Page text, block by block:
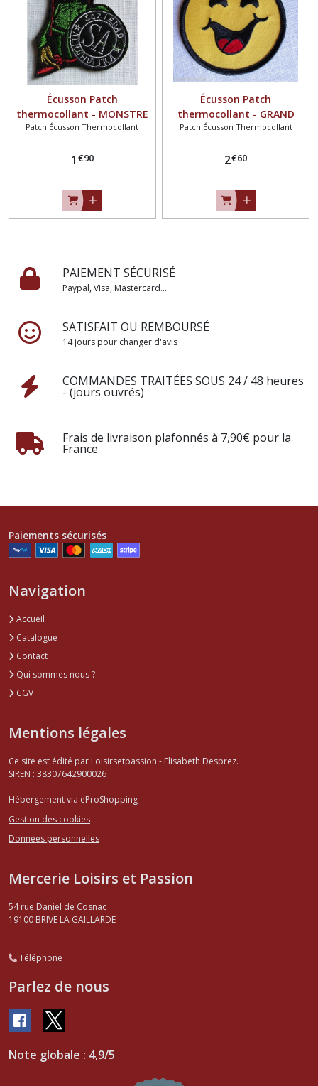
Écusson Patch
thermocollant - MONSTRE
** 8 x 7 cm ** Applique à
Patch Écusson Thermocollant
1 €90
Écusson Patch
thermocollant - GRAND
FACE SOURIRE, TÊTE
7,5 cm ** Applique à
Patch Écusson Thermocollant
2€60
PAIEMENT SÉCURISÉ
Paypal, Visa, Mastercard...
SATISFAIT OU REMBOURSÉ
14 jours pour changer d'avis
COMMANDES TRAITÉES SOUS 24 / 48 heures
- (jours ouvrés)
Frais de livraison plafonnés à 7,90€ pour la
France
Paiements sécurisés
Navigation
Accueil
Catalogue
Contact
Qui sommes nous ?
CGV
Mentions légales
Ce site est édité par Loisirsetpassion - Elisabeth Desprez.
SIREN : 38307642900026
Hébergement via eProShopping
Gestion des cookies
Données personnelles
Mercerie Loisirs et Passion
54 rue Daniel de Cosnac
19100 BRIVE LA GAILLARDE
Téléphone
Parlez de nous
Note globale : 4,9/5